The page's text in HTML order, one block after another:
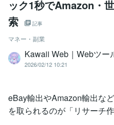
ック1秒でAmazon・
索
記事
マネー・副業
Kawaii Web｜Webツー
2026/02/12 10:21
eBay輸出やAmazon輸出な
を取られるのが「リサーチ作